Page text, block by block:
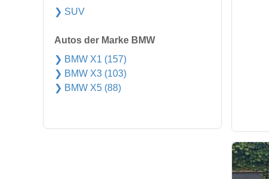
❯ SUV
Autos der Marke BMW
❯ BMW X1 (157)
❯ BMW X3 (103)
❯ BMW X5 (88)